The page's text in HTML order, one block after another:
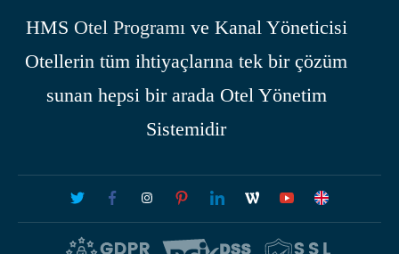
HMS Otel Programıve Kanal Yöneticisi
Otellerin tüm ihtiyaçlarına tek bir çözüm
sunan hepsi bir arada Otel Yönetim
Sistemidir